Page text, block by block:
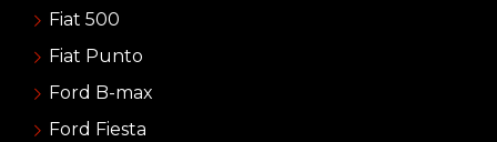
Fiat 500
Fiat Punto
Ford B-max
Ford Fiesta